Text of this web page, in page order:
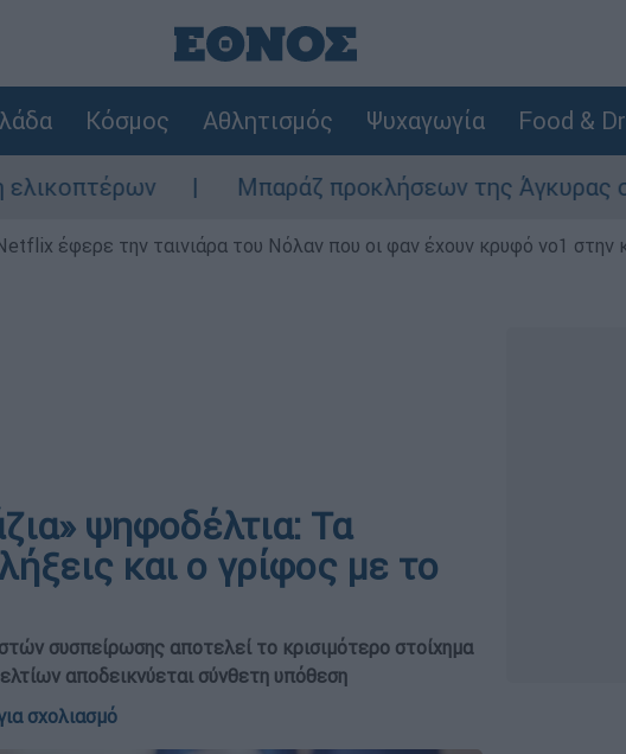
Κόσμος Αθλητισμός Ψυχαγωγία Food &
Μπαράζ προκλήσεων της Άγκυρας στο Αιγαίο:
έφερε την ταινιάρα του Νόλαν που οι φαν έχουν κρυφό νο1 στην
ψηφοδέλτια: Τα
και ο γρίφος με το
συσπείρωσης αποτελεί το κρισιμότερο στοίχημα
αποδεικνύεται σύνθετη υπόθεση
σχολιασμό